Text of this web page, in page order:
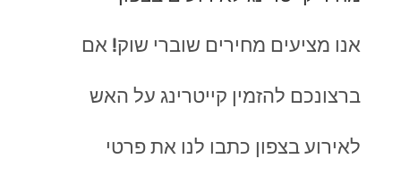
אנו מציעים מחירים שוברי שוק! אם
ברצונכם להזמין קייטרינג על האש
לאירוע בצפון כתבו לנו את פרטי